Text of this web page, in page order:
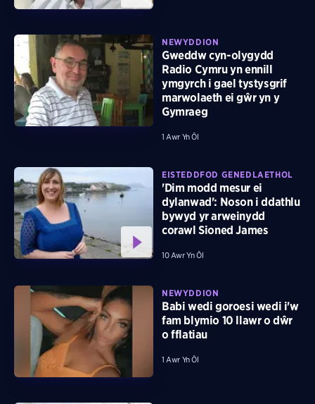
NEWYDDION
Gweddw cyn-olygydd
Radio Cymru yn ennill
ymgyrch i gael tystysgrif
marwolaeth ei gŵr yn y
Gymraeg
1 Awr Yn Ôl
EISTEDDFOD GENEDLAETHOL
'Dim modd mesur ei
dylanwad': Noson i ddathlu
bywyd yr arweinydd
corawl Sioned James
10 Awr Yn Ôl
NEWYDDION
Babi wedi goroesi wedi i'w
fam blymio 10 llawr o dŵr
o fflatiau
1 Awr Yn Ôl